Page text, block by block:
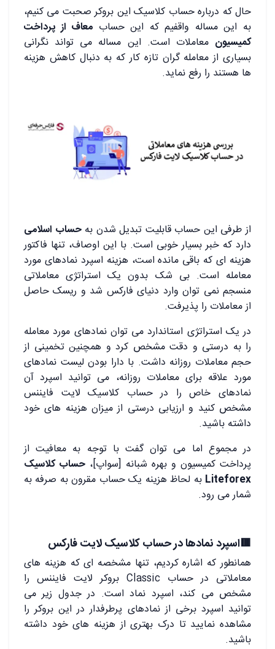
حال که درباره حساب کلاسیک این بروکر صحبت می کنیم،
به این مساله واقفیم که این حساب معاف از پرداخت
کمیسیون معاملات است. این مساله می تواند نگرانی
بسیاری از معامله گران تازه کار که به دنبال کاهش هزینه
ها هستند را رفع نماید.
از طرفی این حساب قابلیت تبدیل شدن بهحساب اسلامی
دارد که خبر بسیار خوبی است. با این اوصاف، تنها فاکتور
هزینه ای که باقی مانده است، هزینه اسپرد نمادهای مورد
معامله است. بی شک بدون یک استراتژی معاملاتی
منسجم نمی توان وارد دنیای فارکس شد و ریسک حاصل
از معاملات را پذیرفت.
در یک استراتژی استاندارد می توان نمادهای مورد معامله
را به درستی و دقت مشخص کرد و همچنین تخمینی از
حجم معاملات روزانه داشت. با دارا بودن لیست نمادهای
مورد علاقه برای معاملات روزانه، می توانید اسپرد آن
نمادهای خاص را در حساب کلاسیک لایت فایننس
مشخص کنید و ارزیابی درستی از میزان هزینه های خود
داشته باشید.
در مجموع اما می توان گفت با توجه به معافیت از
پرداخت کمیسیون و بهره شبانه [سواپ]، حساب کلاسیک
Liteforex به لحاظ هزینه یک حساب مقرون به صرفه به
شمار می رود.
🟥اسپرد نمادها در حساب کلاسیک لایت فارکس
همانطور که اشاره کردیم، تنها مشخصه ای که هزینه های
معاملاتی در حساب Classic بروکر لایت فایننس را
مشخص می کند، اسپرد نماد است. در جدول زیر می
توانید اسپرد برخی از نمادهای پرطرفدار در این بروکر را
مشاهده نمایید تا درک بهتری از هزینه های خود داشته
باشید.